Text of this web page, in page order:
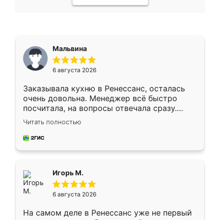
Мальвина
6 августа 2026
Заказывала кухню в Ренессанс, осталась
очень довольна. Менеджер всё быстро
посчитала, на вопросы отвечала сразу.
Замерщик приехал в субботу, подошёл к
делу со всей ответственностью. Собрали
за день, ребята работали аккуратно, даже
Читать полностью
Игорь М.
6 августа 2026
На самом деле в Ренессанс уже не первый